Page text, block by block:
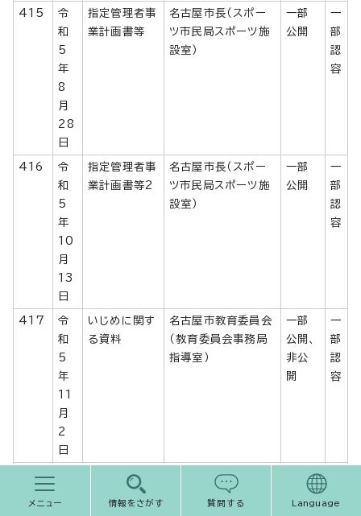
415
令
和
5
年
8
月
28
日
指定管理者事
業計画書等
名古屋市長（スポー
ツ市民局スポーツ施
設室）
一部
公開
一
部
認
容
416
令
和
5
年
10
月
13
日
指定管理者事
業計画書等2
名古屋市長（スポー
ツ市民局スポーツ施
設室）
一部
公開
一
部
認
容
417
令
和
5
年
11
月
2
日
いじめに関す
る資料
名古屋市教育委員会
（教育委員会事務局
指導室）
一部
公開、
非公
開
一
部
認
容
418
ナゴヤ・スク
ール・イノベ
名古屋市教育委員会
（教育委員会事務局
一部
公開
メニュー 情報をさがす 質問する Language